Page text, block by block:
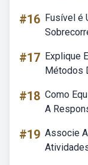
#16 Fusível é
#17 Explique
Métodos
#18 Como
A
#19 Associe